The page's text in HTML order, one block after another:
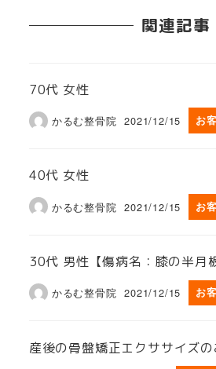
関連記事
70代 女性
かるむ整骨院 2021/12/15 お
40代 女性
かるむ整骨院 2021/12/15 お
30代 男性【傷病名：膝の半月
かるむ整骨院 2021/12/15 お
産後の骨盤矯正エクササイズの